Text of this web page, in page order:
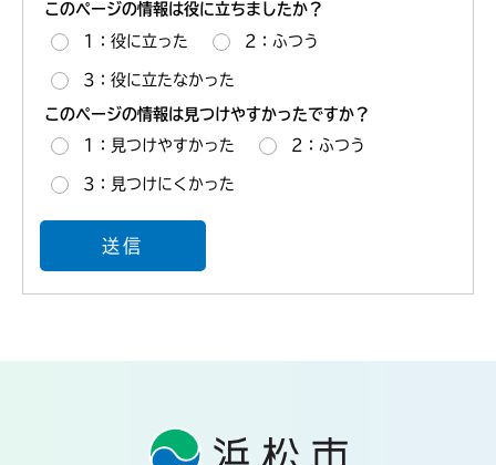
このページの情報は役に立ちましたか？
1：役に立った 2：ふつう
3：役に立たなかった
このページの情報は見つけやすかったですか？
1：見つけやすかった 2：ふつう
3：見つけにくかった